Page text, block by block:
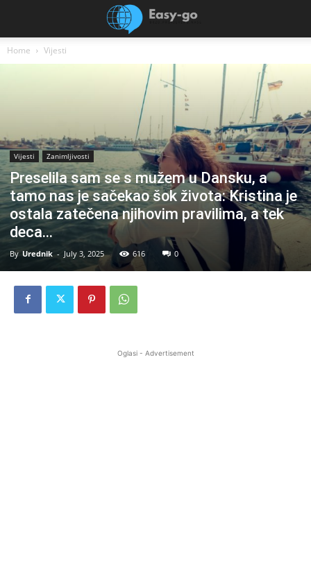
Home Vijesti
Vijesti Zanimljivosti
Preselila sam se s mužem u Dansku, a
tamo nas je sačekao šok života: Kristina je
ostala zatečena njihovim pravilima, a tek
deca…
By Urednik - July 3, 2025 616 0
Oglasi - Advertisement